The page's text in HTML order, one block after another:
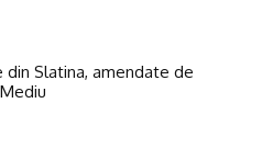
din Slatina, amendate de